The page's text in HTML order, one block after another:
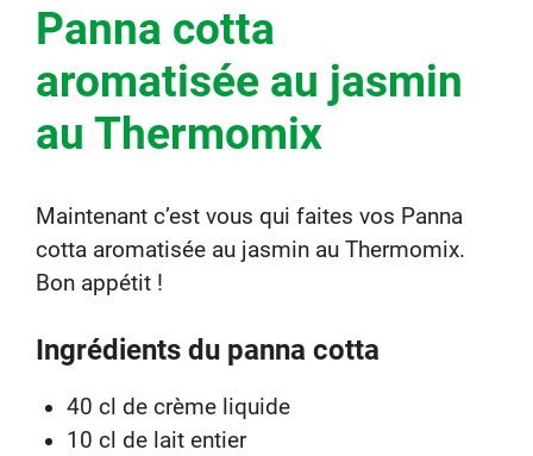
Panna cotta
aromatisée au jasmin
au Thermomix
Maintenant c’est vous qui faites vos Panna
cotta aromatisée au jasmin au Thermomix.
Bon appétit !
Ingrédients du panna cotta
40 cl de crème liquide
10 cl de lait entier